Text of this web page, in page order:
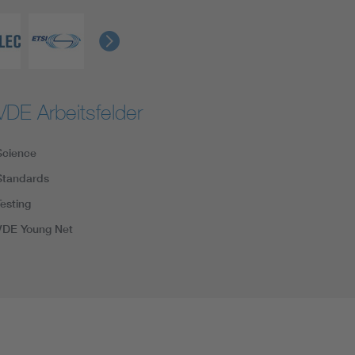
Arbeitsfelder
Young Net